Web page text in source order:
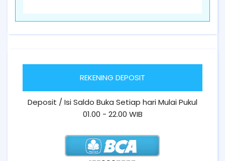
REKENING DEPOSIT
Deposit / Isi Saldo Buka Setiap hari Mulai Pukul
01.00 - 22.00 WIB